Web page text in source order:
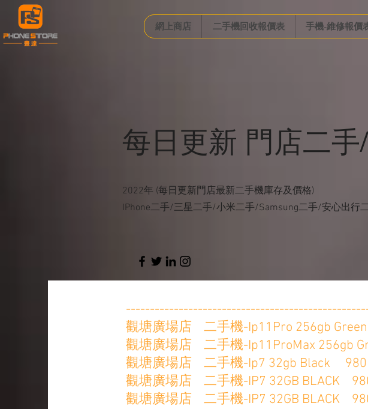
網上商店 二手機回收報價表 手機-維修報價
每日更新 門店二
2022年 (每日更新門店最新二手機庫存及價格)
IPhone二手/三星二手/小米二手/Samsung二手/安心出行
觀塘廣場店 二手機-Ip11Pro 256gb
觀塘廣場店 二手機-Ip11ProMax 256gb
觀塘廣場店 二手機-Ip7 32gb Black 980
觀塘廣場店 二手機-IP7 32GB BLACK
觀塘廣場店 二手機-IP7 32GB BLACK